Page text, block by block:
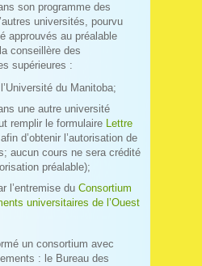
son programme des
universités, pourvu
approuvés au préalable
conseillère des
supérieures :
du Manitoba;
une autre université
remplir le formulaire Lettre
afin d’obtenir l’autorisation de
aucun cours ne sera crédité
préalable);
l’entremise du Consortium
universitaires de l’Ouest
un consortium avec
: le Bureau des